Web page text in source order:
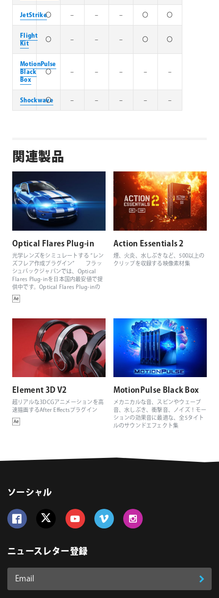
JetStrike〇 – – – 〇 〇
Flight
Kit
〇 – – – 〇 〇
MotionPulse
Black
Box
〇 – – – – –
Shockwave
〇 – – – – –
関連製品
Optical Flares Plug-in
光学レンズをシミュレートする “レン
ズフレア作成プラグイン” フラッ
シュバックジャパンでは、Optical
Flares Plug-inを日本国内最安値で提
供中です。Optical Flares Plug-inの
新規ライセンスは22,880円(税込)で
す。
Action Essentials 2
煙、火炎、水しぶきなど、500以上の
クリップを収録する映像素材集
Element 3D V2
超リアルな3DCGアニメーションを高
速描画するAfter Effectsプラグイン
MotionPulse Black Box
メカニカルな音、スピンやウェーブ
音、水しぶき、衝撃音、ノイズ！モー
ションの効果音に最適な、全5タイト
ルのサウンドエフェクト集
ソーシャル
ニュースレター登録
Email
登